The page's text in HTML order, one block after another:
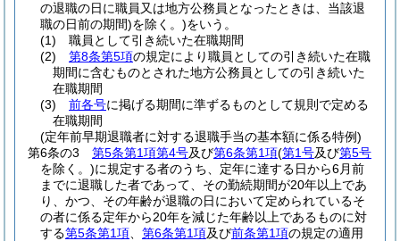
の退職の日に職員又は地方公務員となったときは、当該退
職の日前の期間)を除く。)をいう。
(1)
職員として引き続いた在職期間
(2)
第8条第5項の規定により職員としての引き続いた在職
期間に含むものとされた地方公務員としての引き続いた
在職期間
(3)
前各号に掲げる期間に準ずるものとして規則で定める
在職期間
(定年前早期退職者に対する退職手当の基本額に係る特例)
第6条の3
第5条第1項第4号及び第6条第1項(第1号及び第5号
を除く。)に規定する者のうち、定年に達する日から6月前
までに退職した者であって、その勤続期間が20年以上であ
り、かつ、その年齢が退職の日において定められているそ
の者に係る定年から20年を減じた年齢以上であるものに対
する第5条第1項 第6条第1項及び前条第1項の規定の適用